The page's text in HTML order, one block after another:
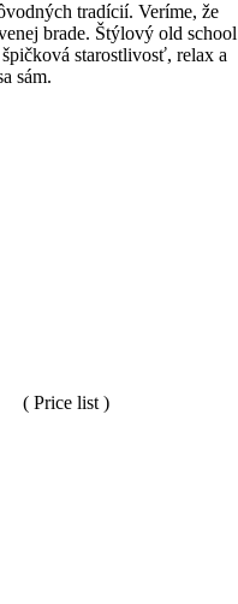
tradícií. Veríme, že
brade. Štýlový old school
starostlivosť, relax a
sám.
( Price list )